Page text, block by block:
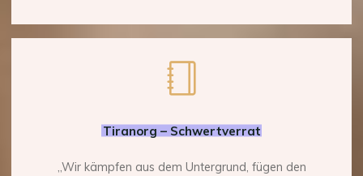
Schwertmagie"
Tiranorg – Schwertverrat
„Wir kämpfen aus dem Untergrund, fügen den